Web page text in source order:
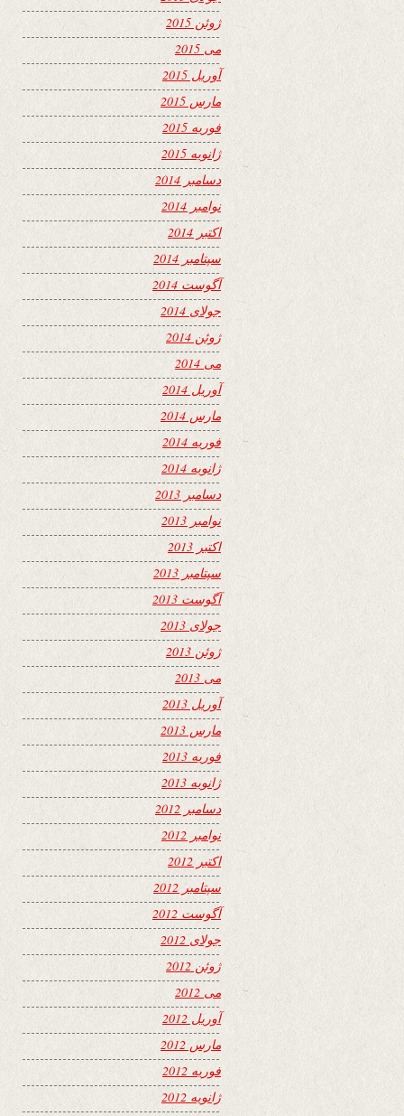
ژوئن 2015
می 2015
آوریل 2015
مارس 2015
فوریه 2015
ژانویه 2015
دسامبر 2014
نوامبر 2014
اکتبر 2014
سپتامبر 2014
آگوست 2014
جولای 2014
ژوئن 2014
می 2014
آوریل 2014
مارس 2014
فوریه 2014
ژانویه 2014
دسامبر 2013
نوامبر 2013
اکتبر 2013
سپتامبر 2013
آگوست 2013
جولای 2013
ژوئن 2013
می 2013
آوریل 2013
مارس 2013
فوریه 2013
ژانویه 2013
دسامبر 2012
نوامبر 2012
اکتبر 2012
سپتامبر 2012
آگوست 2012
جولای 2012
ژوئن 2012
می 2012
آوریل 2012
مارس 2012
فوریه 2012
ژانویه 2012